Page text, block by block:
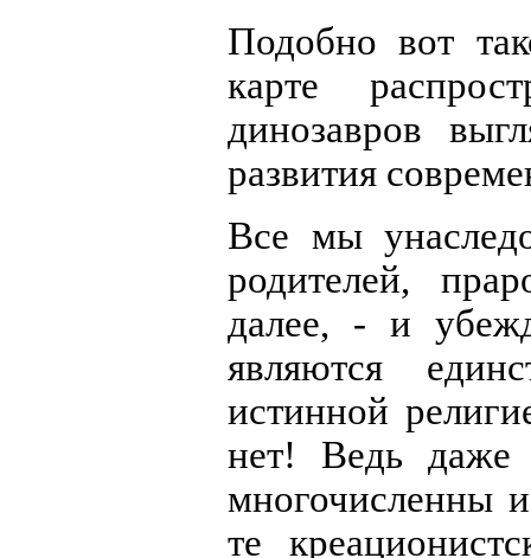
Подобно вот
карте
динозавров
развития
Все мы
родителей,
далее, - и
являются
истинной
нет! Ведь
многочисленны
те